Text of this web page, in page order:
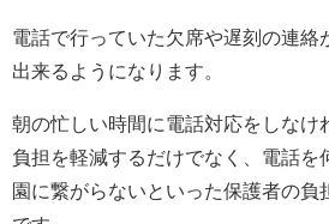
電話で行っていた欠席や遅刻の連絡
出来るようになります。
朝の忙しい時間に電話対応をしなけ
負担を軽減するだけでなく、電話を
園に繋がらないといった保護者の負